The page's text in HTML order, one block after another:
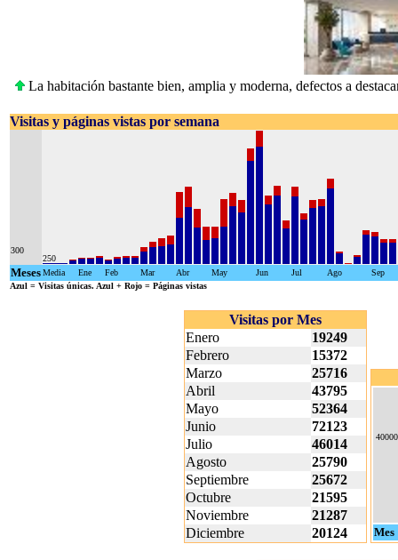
La habitación bastante bien, amplia y moderna, defectos a
Visitas y páginas vistas por semana
300
250
MesesMedia Ene Feb Mar Abr May Jun Jul Ago
Sep
Azul = Visitas únicas. Azul + Rojo = Páginas vistas
Visitas por Mes
Enero
19249
Febrero
15372
Marzo
25716
Abril
43795
Mayo
52364
Junio
72123
Julio
46014
Agosto
25790
Septiembre
25672
Octubre
21595
Noviembre
21287
Diciembre
20124
40000
Mes